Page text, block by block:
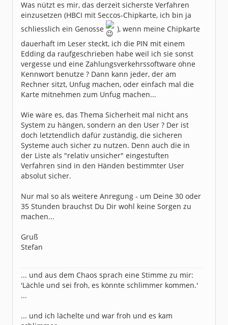
Was nützt es mir, das derzeit sicherste Verfahren
einzusetzen (HBCI mit Seccos-Chipkarte, ich bin ja
schliesslich ein Genosse
), wenn meine Chipkarte
dauerhaft im Leser steckt, ich die PIN mit einem
Edding da raufgeschrieben habe weil ich sie sonst
vergesse und eine Zahlungsverkehrssoftware ohne
Kennwort benutze ? Dann kann jeder, der am
Rechner sitzt, Unfug machen, oder einfach mal die
Karte mitnehmen zum Unfug machen...
Wie wäre es, das Thema Sicherheit mal nicht ans
System zu hängen, sondern an den User ? Der ist
doch letztendlich dafür zuständig, die sicheren
Systeme auch sicher zu nutzen. Denn auch die in
der Liste als "relativ unsicher" eingestuften
Verfahren sind in den Händen bestimmter User
absolut sicher.
Nur mal so als weitere Anregung - um Deine 30 oder
35 Stunden brauchst Du Dir wohl keine Sorgen zu
machen...
Gruß
Stefan
... und aus dem Chaos sprach eine Stimme zu mir:
'Lächle und sei froh, es könnte schlimmer kommen.'
...
... und ich lächelte und war froh und es kam